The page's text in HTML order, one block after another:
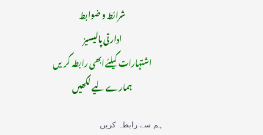
شرائط و ضوابط
ادارتی پالیسیز
اشتہارات کیلئے ابھی رابطہ کریں
ہمارے لیے لکھیں
ہم سے رابطہ کریں